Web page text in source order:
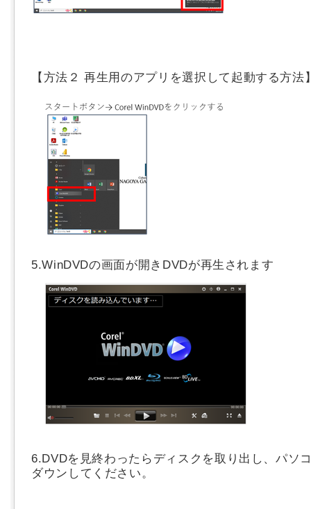
【方法２ 再生用のアプリを選択して起動する方法
5.WinDVDの画面が開きDVDが再生されます
6.DVDを見終わったらディスクを取り出し、パソ
ダウンしてください。